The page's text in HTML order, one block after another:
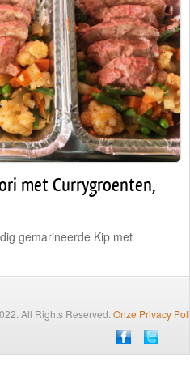
met Currygroenten,
gemarineerde Kip met
All Rights Reserved. Onze Privacy